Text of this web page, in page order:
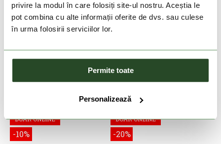
privire la modul în care folosiți site-ul nostru. Aceștia le
pot combina cu alte informații oferite de dvs. sau culese
în urma folosirii serviciilor lor.
Permite toate
Personalizează
DOAR ONLINE
-10%
DOAR ONLINE
-20%